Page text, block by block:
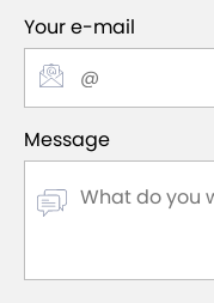
Your e-mail
Message